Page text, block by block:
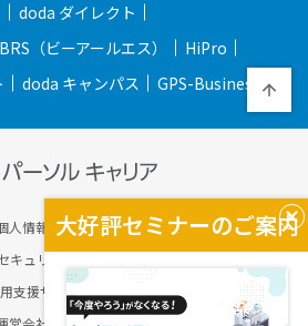
doda ダイレクト
BRS（ビーアールエス）
HiPro
doda キャンパス GPS-Business
人情報保護方針
キュリティ基本方針
支援サービスのご案内
大好評セミナーのご案内